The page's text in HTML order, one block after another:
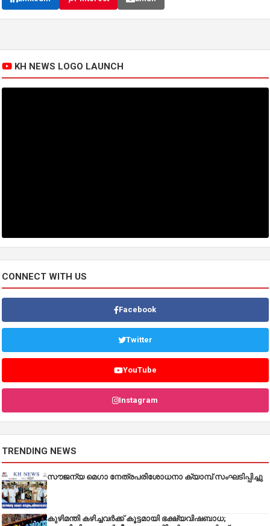
KH NEWS LOGO LAUNCH
CONNECT WITH US
Facebook
Twitter
YouTube
Instagram
TRENDING NEWS
സൗജന്യ മെഗാ നേത്രപരിശോധനാ ക്യാമ്പ് സംഘടിപ്പിച്ചു
കുഴിമന്തി കഴിച്ചവർക്ക് കൂട്ടമായി ഭക്ഷ്യവിഷബാധ;